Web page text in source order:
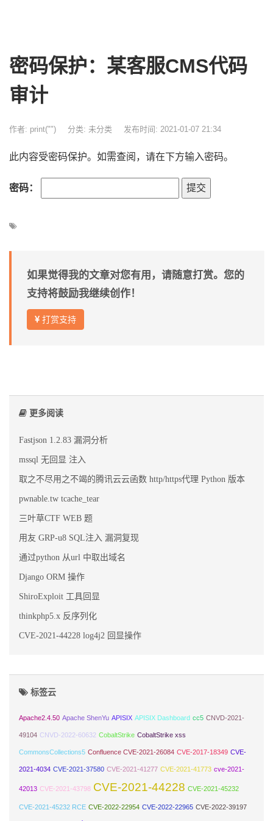
密码保护：某客服CMS代码
审计
作者: print("") 分类: 未分类 发布时间: 2021-01-07 21:34
此内容受密码保护。如需查阅，请在下方输入密码。
密码：
如果觉得我的文章对您有用，请随意打赏。您的
支持将鼓励我继续创作！
打赏支持
更多阅读
Fastjson 1.2.83 漏洞分析
mssql 无回显 注入
取之不尽用之不竭的腾讯云云函数 http/https代理 Python 版本
pwnable.tw tcache_tear
三叶草CTF WEB 题
用友 GRP-u8 SQL注入 漏洞复现
通过python 从url 中取出域名
Django ORM 操作
ShiroExploit 工具回显
thinkphp5.x 反序列化
CVE-2021-44228 log4j2 回显操作
标签云
Apache2.4.50 Apache ShenYu APISIX APISIX Dashboard cc5 CNVD-2021-
49104 CNVD-2022-60632 CobaltStrike CobaltStrike xss
CommonsCollections5 Confluence CVE-2021-26084 CVE-2017-18349 CVE-
2021-4034 CVE-2021-37580 CVE-2021-41277 CVE-2021-41773 cve-2021-
42013 CVE-2021-43798 CVE-2021-44228 CVE-2021-45232
CVE-2021-45232 RCE CVE-2022-22954 CVE-2022-22965 CVE-2022-39197